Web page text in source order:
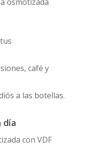
café y
a las botellas.
día
con VDF